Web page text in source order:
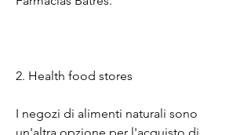
2. Health food stores
I negozi di alimenti naturali sono
un'altra opzione per l'acquisto di